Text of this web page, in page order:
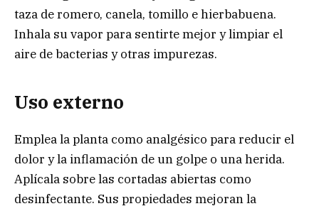
taza de romero, canela, tomillo e hierbabuena.
Inhala su vapor para sentirte mejor y limpiar el
aire de bacterias y otras impurezas.
Uso externo
Emplea la planta como analgésico para reducir el
dolor y la inflamación de un golpe o una herida.
Aplícala sobre las cortadas abiertas como
desinfectante. Sus propiedades mejoran la